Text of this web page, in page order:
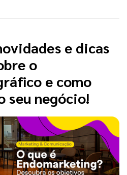
e dicas
o
e como
seu negócio!